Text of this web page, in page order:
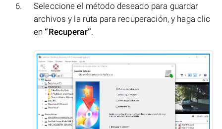
Seleccione el método deseado para guardar
archivos y la ruta para recuperación, y haga clic
en “Recuperar”.